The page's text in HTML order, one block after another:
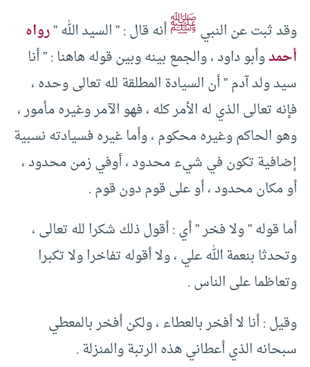
وقد ثبت عن النبيﷺأنه قال : ” السيد الله ”رواه
أحمدوأبو داود ، والجمع بينه وبين قوله هاهنا : ” أنا
سيد ولد آدم ” أن السيادة المطلقة لله تعالى وحده ،
فإنه تعالى الذي له الأمر كله ، فهو الآمر وغيره مأمور ،
وهو الحاكم وغيره محكوم ، وأما غيره فسيادته نسبية
إضافية تكون في شيء محدود ، أوفي زمن محدود ،
أو مكان محدود ، أو على قوم دون قوم .
أما قوله ” ولا فخر ” أي : أقول ذلك شكرا لله تعالى ،
وتحدثا بنعمة الله علي ، ولا أقوله تفاخرا ولا تكبرا
وتعاظما على الناس .
وقيل : أنا لا أفخر بالعطاء ، ولكن أفخر بالمعطي
سبحانه الذي أعطاني هذه الرتبة والمنزلة .